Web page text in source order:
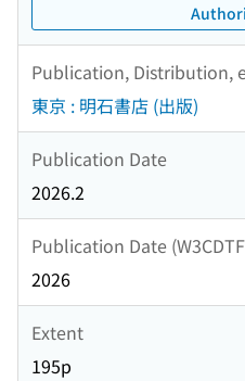
Publication, Distribution,
東京 : 明石書店 (出版)
Publication Date
2026.2
Publication Date
2026
Extent
195p